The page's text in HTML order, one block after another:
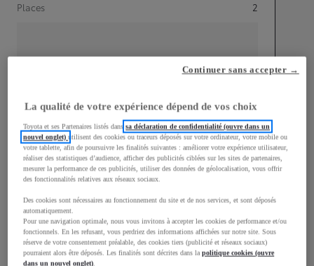
Places
2
Longueur
4 751 mm
Hauteur
1 860
Largeur
1 921mm
La qualité de votre expérience dépend de vos choix
Toyota et ses Partenaires listés danssa déclaration de confidentialité (ouvre dans un
nouvel onglet)utilisent des cookies ou traceurs déposés sur votre ordinateur, votre mobile ou
votre tablette, afin de poursuivre les finalités suivantes : améliorer votre expérience utilisateur,
réaliser des statistiques d’audience, afficher des publicités ciblées sur les sites de partenaires,
mesurer la performance de ces publicités, utiliser des données de géolocalisation, vous offrir
des fonctionnalités relatives aux réseaux sociaux.
Des cookies sont nécessaires au fonctionnement du site et de nos services, et sont déposés
automatiquement.
Pour une navigation optimale, nous vous invitons à accepter les cookies de performance et/ou
fonctionnels. En les refusant, vous perdriez des informations affichées sur notre site. Sous
réserve de votre consentement préalable, des cookies tiers (publicité et réseaux sociaux)
pourraient alors être déposés. Les finalités sont décrites dans lapolitique cookies (ouvre
dans un nouvel onglet)
Continuer sans accepter →